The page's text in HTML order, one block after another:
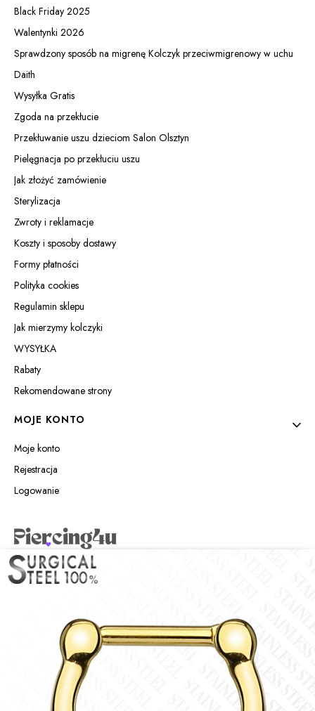
Black Friday 2025
Walentynki 2026
Sprawdzony sposób na migrenę Kolczyk przeciwmigrenowy w uchu
Daith
Wysyłka Gratis
Zgoda na przekłucie
Przekłuwanie uszu dzieciom Salon Olsztyn
Pielęgnacja po przekłuciu uszu
Jak złożyć zamówienie
Sterylizacja
Zwroty i reklamacje
Koszty i sposoby dostawy
Formy płatności
Polityka cookies
Regulamin sklepu
Jak mierzymy kolczyki
WYSYŁKA
Rabaty
Rekomendowane strony
MOJE KONTO
Moje konto
Rejestracja
Logowanie
Piercing4u Izabela Jaworowska
sklep@piercing4u.pl
+48 89 307 09 95